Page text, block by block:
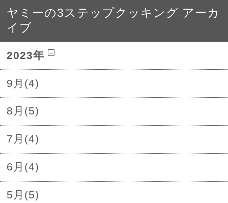
ヤミーの3ステップクッキング アーカ
イブ
2023年
9月(4)
8月(5)
7月(4)
6月(4)
5月(5)